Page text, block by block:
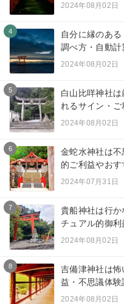
2024年08月02日
4
自分に縁のあ
調べ方・自動計
2024年08月02日
5
白山比咩神社
れるサイン・ご
2024年08月02日
6
金蛇水神社は
的ご利益やお
2024年07月31日
7
貴船神社は行か
チュアル的御利
2024年08月02日
8
吉備津神社は
益・不思議体験
2024年08月02日